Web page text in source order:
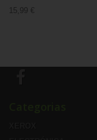
15,99 €